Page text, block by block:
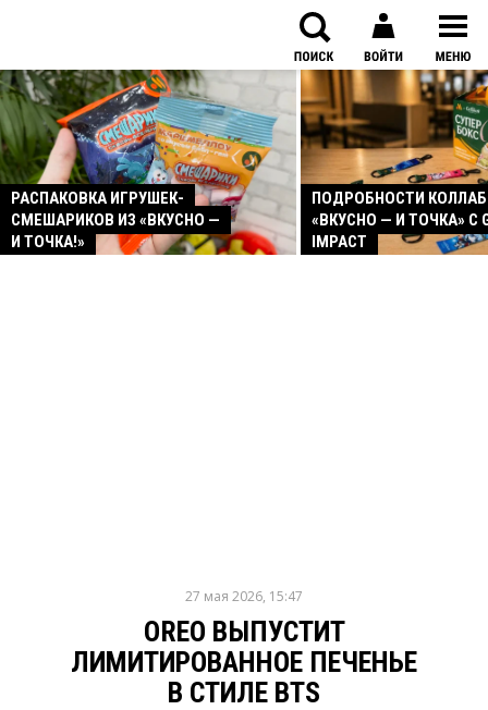
РАСПАКОВКА ИГРУШЕК-
СМЕШАРИКОВ ИЗ «ВКУСНО —
И ТОЧКА!»
ПОДРОБНОСТИ
«ВКУСНО — И ТОЧКА» С
IMPACT
27 мая 2026, 15:47
OREO ВЫПУСТИТ
ЛИМИТИРОВАННОЕ ПЕЧЕНЬЕ
В СТИЛЕ BTS